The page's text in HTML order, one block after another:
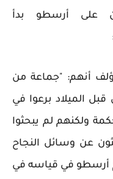
على أرسطو بدأ
أنهم: "جماعة من
الميلاد برعوا في
ولكنهم لم يبحثوا
عن وسائل النجاح
أرسطو في قياسه في